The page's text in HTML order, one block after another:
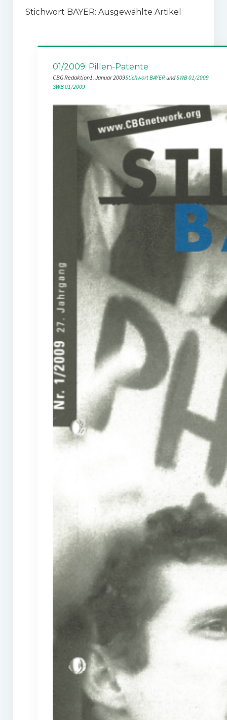
Stichwort BAYER: Ausgewählte Artikel
01/2009: Pillen-Patente
CBG Redaktion1. Januar 2009Stichwort BAYER und SWB 01/2009
SWB 01/2009